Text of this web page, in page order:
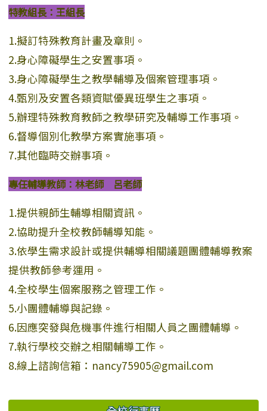
特教組長：王組長
1.擬訂特殊教育計畫及章則。
2.身心障礙學生之安置事項。
3.身心障礙學生之教學輔導及個案管理事項。
4.甄別及安置各類資賦優異班學生之事項。
5.辦理特殊教育教師之教學研究及輔導工作事項。
6.督導個別化教學方案實施事項。
7.其他臨時交辦事項。
專任輔導教師：林老師 呂老師
1.提供親師生輔導相關資訊。
2.協助提升全校教師輔導知能。
3.依學生需求設計或提供輔導相關議題團體輔導教案
提供教師參考運用。
4.全校學生個案服務之管理工作。
5.小團體輔導與記錄。
6.因應突發與危機事件進行相關人員之團體輔導。
7.執行學校交辦之相關輔導工作。
8.線上諮詢信箱：nancy75905@gmail.com